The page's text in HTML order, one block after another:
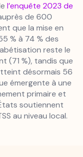
l’enquête 2023 de
de 600
que la mise en
% à 74 % des
reste le
(71 %), tandis que
désormais 56
émergente à une
primaire et
soutiennent
au niveau local.